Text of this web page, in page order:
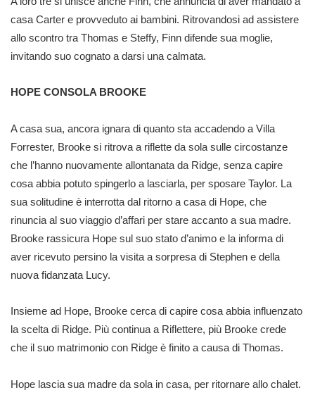
casa Carter e provveduto ai bambini. Ritrovandosi ad assistere
allo scontro tra Thomas e Steffy, Finn difende sua moglie,
invitando suo cognato a darsi una calmata.
HOPE CONSOLA BROOKE
A casa sua, ancora ignara di quanto sta accadendo a Villa
Forrester, Brooke si ritrova a riflette da sola sulle circostanze
che l’hanno nuovamente allontanata da Ridge, senza capire
cosa abbia potuto spingerlo a lasciarla, per sposare Taylor. La
sua solitudine è interrotta dal ritorno a casa di Hope, che
rinuncia al suo viaggio d’affari per stare accanto a sua madre.
Brooke rassicura Hope sul suo stato d’animo e la informa di
aver ricevuto persino la visita a sorpresa di Stephen e della
nuova fidanzata Lucy.
Insieme ad Hope, Brooke cerca di capire cosa abbia influenzato
la scelta di Ridge. Più continua a Riflettere, più Brooke crede
che il suo matrimonio con Ridge è finito a causa di Thomas.
Hope lascia sua madre da sola in casa, per ritornare allo chalet.